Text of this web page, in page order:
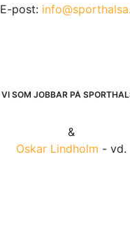
E-post:
VI SOM JOBBAR PÅ
&
Oskar Lindholm - vd.